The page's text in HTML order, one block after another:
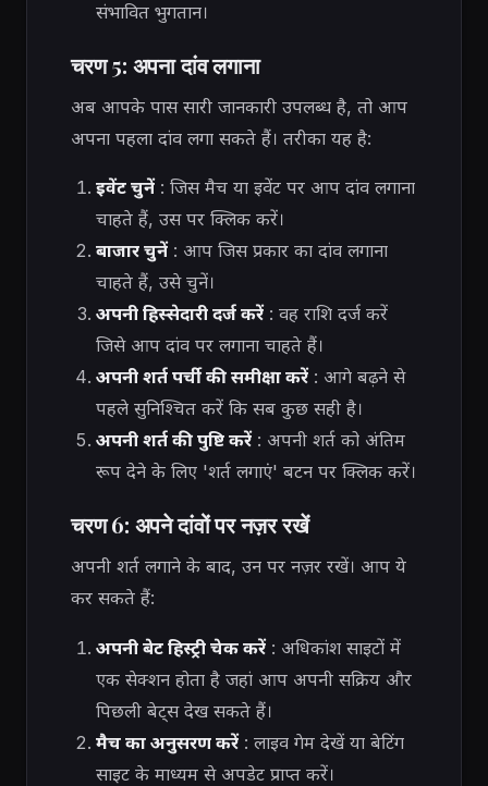
संभावित भुगतान।
चरण 5: अपना दांव लगाना
अब आपके पास सारी जानकारी उपलब्ध है, तो आप
अपना पहला दांव लगा सकते हैं। तरीका यह है:
इवेंट चुनें: जिस मैच या इवेंट पर आप दांव लगाना
चाहते हैं, उस पर क्लिक करें।
बाजार चुनें: आप जिस प्रकार का दांव लगाना
चाहते हैं, उसे चुनें।
अपनी हिस्सेदारी दर्ज करें: वह राशि दर्ज करें
जिसे आप दांव पर लगाना चाहते हैं।
अपनी शर्त पर्ची की समीक्षा करें: आगे बढ़ने से
पहले सुनिश्चित करें कि सब कुछ सही है।
अपनी शर्त की पुष्टि करें: अपनी शर्त को अंतिम
रूप देने के लिए 'शर्त लगाएं' बटन पर क्लिक करें।
चरण 6: अपने दांवों पर नज़र रखें
अपनी शर्त लगाने के बाद, उन पर नज़र रखें। आप ये
कर सकते हैं:
अपनी बेट हिस्ट्री चेक करें: अधिकांश साइटों में
एक सेक्शन होता है जहां आप अपनी सक्रिय और
पिछली बेट्स देख सकते हैं।
मैच का अनुसरण करें: लाइव गेम देखें या बेटिंग
साइट के माध्यम से अपडेट प्राप्त करें।